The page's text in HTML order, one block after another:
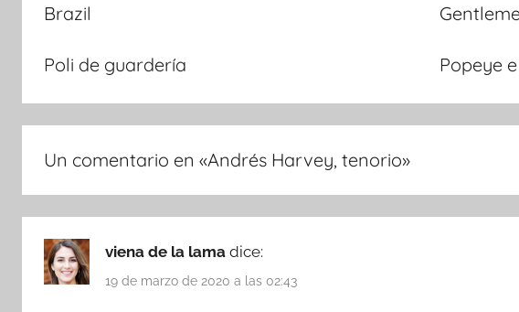
Brazil
Poli de guardería Popeye
Un comentario en «Andrés Harvey, tenorio»
viena de la lama dice:
19 de marzo de 2020 a las 02:43